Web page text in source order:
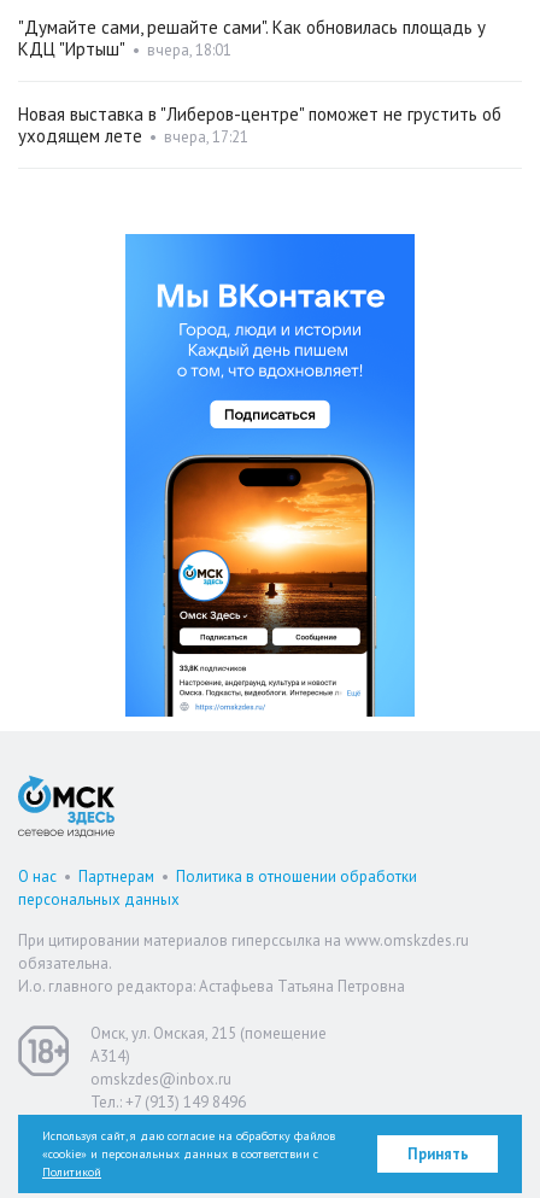
"Думайте сами, решайте сами". Как обновилась площадь у
КДЦ "Иртыш" • вчера, 18:01
Новая выставка в "Либеров-центре" поможет не грустить об
уходящем лете • вчера, 17:21
О нас • Партнерам • Политика в отношении обработки
персональных данных
При цитировании материалов гиперссылка на www.omskzdes.ru
обязательна.
И.о. главного редактора: Астафьева Татьяна Петровна
Омск, ул. Омская, 215 (помещение
А314)
omskzdes@inbox.ru
Тел.: +7 (913) 149 8496
Версия для слабовидящих
Используя сайт, я даю согласие на обработку файлов
«cookie» и персональных данных в соответствии с
Политикой
Принять